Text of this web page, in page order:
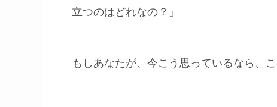
立つのはどれなの？」
もしあなたが、今こう思っているなら、